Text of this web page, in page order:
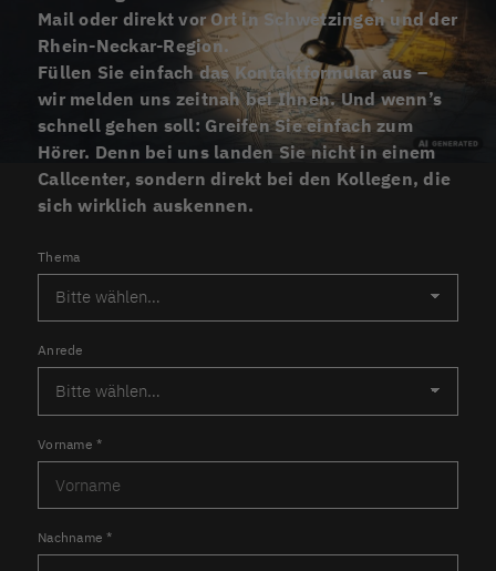
Mail oder direkt vor Ort in Schwetzingen und der
Rhein-Neckar-Region.
Füllen Sie einfach das Kontaktformular aus –
wir melden uns zeitnah bei Ihnen. Und wenn’s
schnell gehen soll: Greifen Sie einfach zum
Hörer. Denn bei uns landen Sie nicht in einem
Callcenter, sondern direkt bei den Kollegen, die
sich wirklich auskennen.
Thema
Anrede
Vorname*
Nachname*